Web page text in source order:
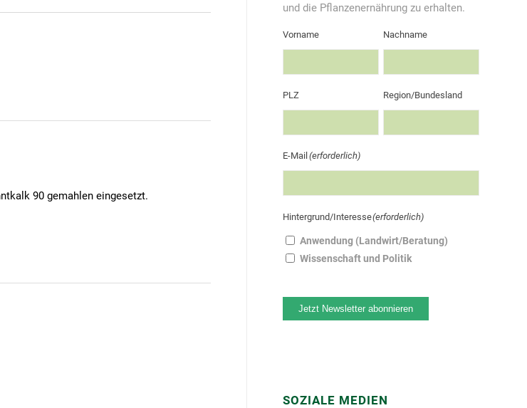
90 gemahlen eingesetzt.
und die Pflanzenernährung zu erhalten.
Vorname Nachname
PLZ Region/Bundesland
E-Mail(erforderlich)
Hintergrund/Interesse(erforderlich)
Anwendung (Landwirt/Beratung)
Wissenschaft und Politik
Jetzt Newsletter abonnieren
SOZIALE MEDIEN